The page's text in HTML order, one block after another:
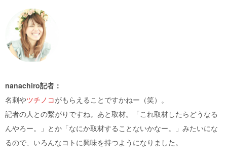
nanachiro記者：
名刺やツチノコがもらえることですかねー（笑）。
記者の人との繋がりですね。あと取材。「これ取材したらどうなる
んやろー。」とか「なにか取材することないかなー。」みたいにな
るので、いろんなコトに興味を持つようになりました。